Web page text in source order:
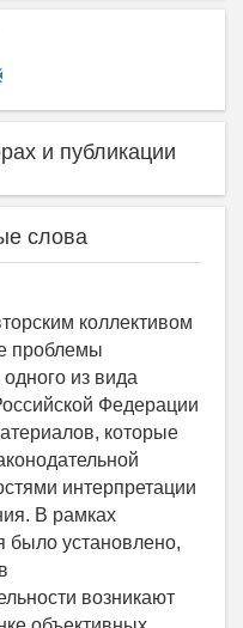
и публикации
слова
коллективом
проблемы
из вида
Федерации
которые
интерпретации
В рамках
было установлено,
возникают